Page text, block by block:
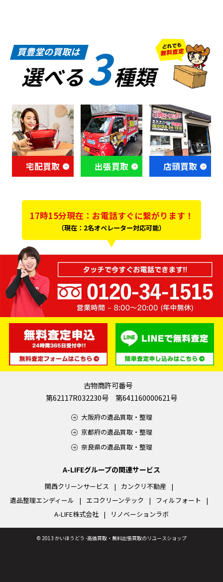
買豊堂の買取は
選べる3種類
宅配買取 出張買取 店頭買取
17時15分現在：お電話すぐに繋がります！
（現在：2名オペレーター対応可能）
古物商許可番号
第62117R032230号 第641160000621号
大阪府の遺品買取・整理
京都府の遺品買取・整理
奈良県の遺品買取・整理
A-LIFEグループの関連サービス
関西クリーンサービス
カンクリ不動産
遺品整理エンディール
エコクリーンテック
フィルフォート
A-LIFE株式会社
リノベーションラボ
© 2013 かいほうどう -高価買取・無料出張買取のリユースショップ